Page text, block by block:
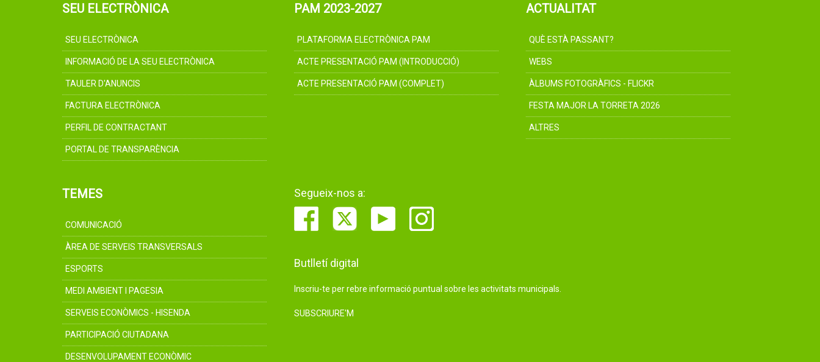
SEU ELECTRÒNICA
SEU ELECTRÒNICA
INFORMACIÓ DE LA SEU ELECTRÒNICA
TAULER D'ANUNCIS
FACTURA ELECTRÒNICA
PERFIL DE CONTRACTANT
PORTAL DE TRANSPARÈNCIA
PAM 2023-2027
PLATAFORMA ELECTRÒNICA PAM
ACTE PRESENTACIÓ PAM (INTRODUCCIÓ)
ACTE PRESENTACIÓ PAM (COMPLET)
ACTUALITAT
QUÈ ESTÀ PASSANT?
WEBS
ÀLBUMS FOTOGRÀFICS - FLICKR
FESTA MAJOR LA TORRETA 2026
ALTRES
TEMES
COMUNICACIÓ
ÀREA DE SERVEIS TRANSVERSALS
ESPORTS
MEDI AMBIENT I PAGESIA
SERVEIS ECONÒMICS - HISENDA
PARTICIPACIÓ CIUTADANA
DESENVOLUPAMENT ECONÒMIC
Segueix-nos a:
Butlletí digital
Inscriu-te per rebre informació puntual sobre les activitats municipals.
SUBSCRIURE'M